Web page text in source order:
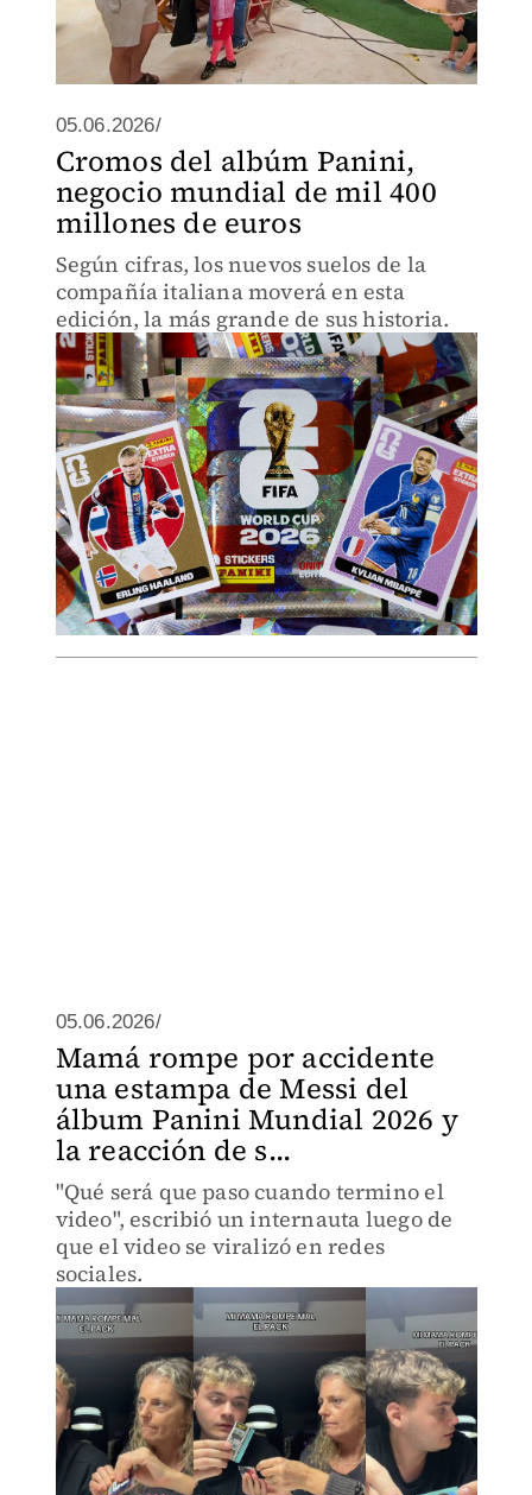
05.06.2026/
Cromos del albúm Panini,
negocio mundial de mil 400
millones de euros
Según cifras, los nuevos suelos de la
compañía italiana moverá en esta
edición, la más grande de sus historia.
05.06.2026/
Mamá rompe por accidente
una estampa de Messi del
álbum Panini Mundial 2026 y
la reacción de s...
"Qué será que paso cuando termino el
video", escribió un internauta luego de
que el video se viralizó en redes
sociales.